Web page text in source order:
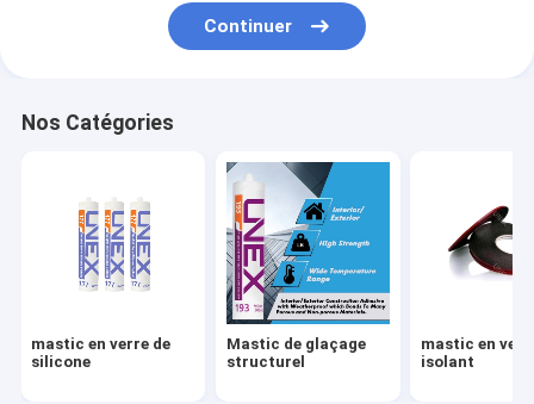
Matériel en verre
Peinture en verre d'émaux
Poussoir de tasse d'aspiration
Supports en verre de stockage
Continuer
Nos Catégories
mastic en verre de
silicone
Mastic de glaçage
structurel
mastic en
isolant